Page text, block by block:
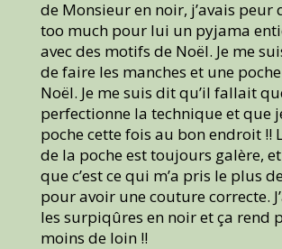
de Monsieur en noir, j’avais peur
too much pour lui un pyjama
avec des motifs de Noël. Je me
de faire les manches et une
Noël. Je me suis dit qu’il fallait
perfectionne la technique et que
poche cette fois au bon endroit !!
de la poche est toujours galère, et
que c’est ce qui m’a pris le plus
pour avoir une couture correcte.
les surpiqûres en noir et ça rend
moins de loin !!